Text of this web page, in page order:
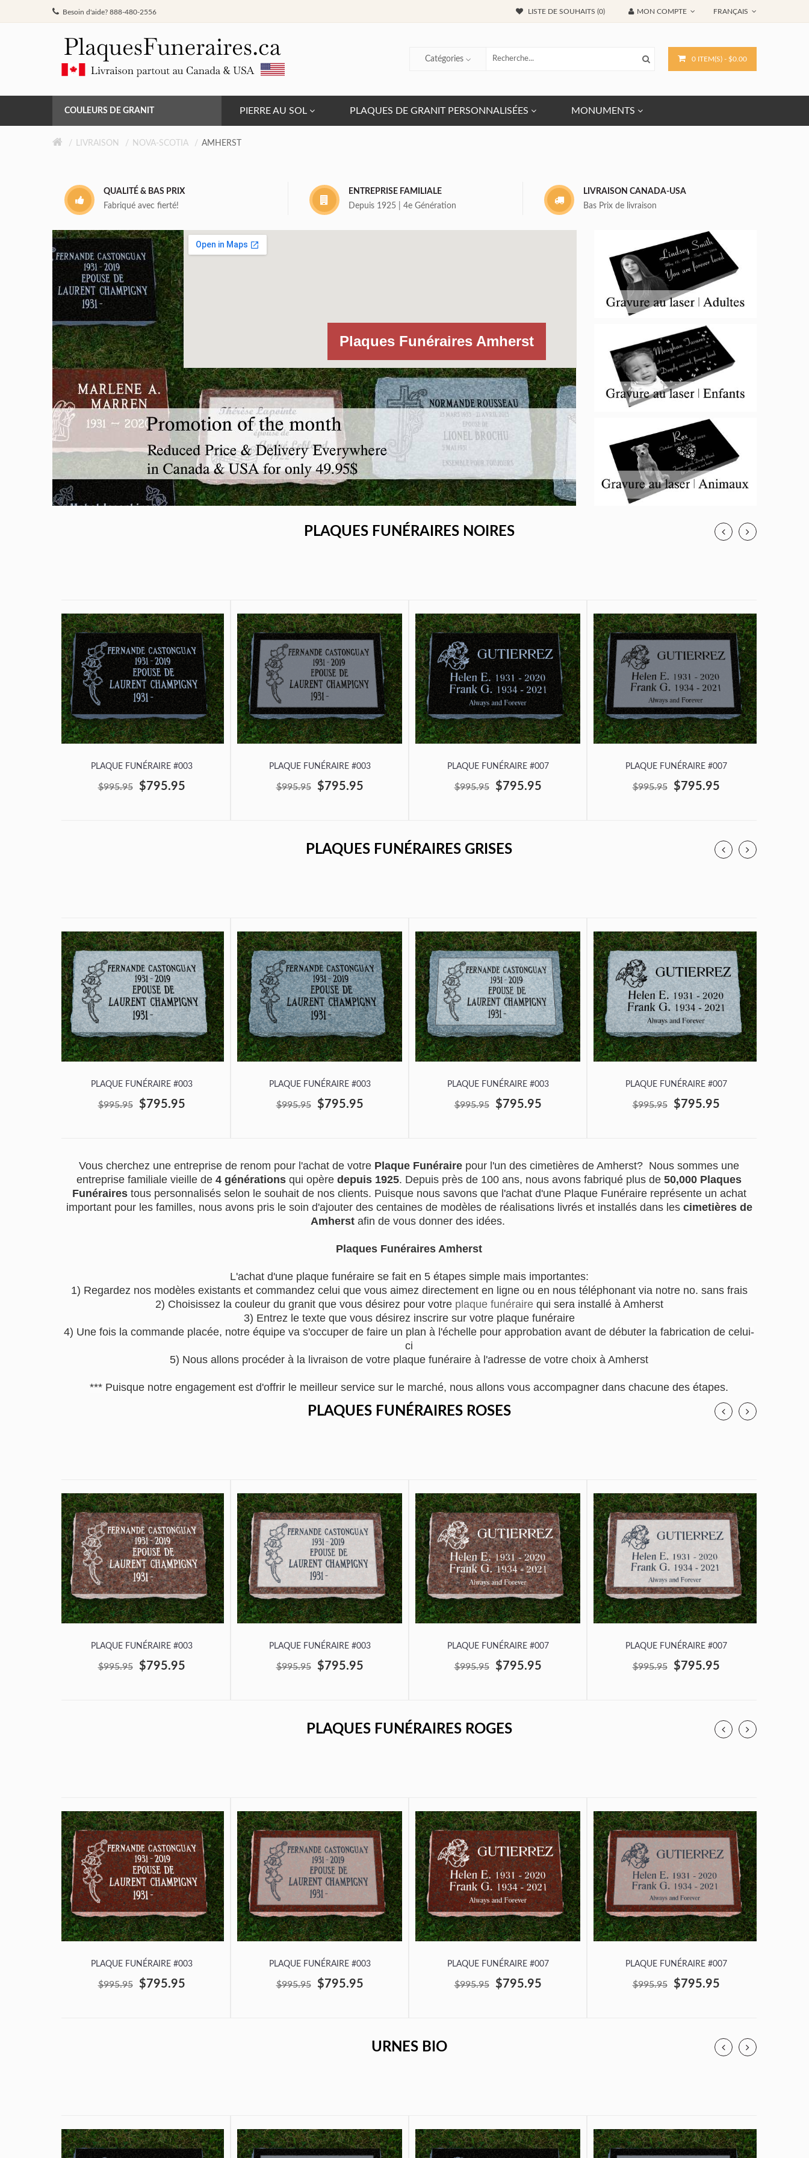
Besoin d'aide? 888-480-2556 FRANÇAIS
LISTE DE SOUHAITS (0) MON COMPTE
0 ITEM(S) - $0.00
Catégories
PIERRE AU SOL PLAQUES DE GRANIT PERSONNALISÉES MONUMENTS
COULEURS DE GRANIT
GRIS DE BARRÉ FERRÉ
ROSE MONTAGNE
ROUGE INDIEN
LIVRAISON NOVA-SCOTIA AMHERST
QUALITÉ & BAS PRIX
Fabriqué avec fierté!
ENTREPRISE FAMILIALE
Depuis 1925 | 4e Génération
LIVRAISON CANADA-USA
Bas Prix de livraison
Plaques Funéraires Amherst
PLAQUES FUNÉRAIRES NOIRES
PLAQUE FUNÉRAIRE #003
$995.95 $795.95
PLAQUE FUNÉRAIRE #003
$995.95 $795.95
PLAQUE FUNÉRAIRE #007
$995.95 $795.95
PLAQUE FUNÉRAIRE #007
$995.95 $795.95
PLAQUES FUNÉRAIRES GRISES
PLAQUE FUNÉRAIRE #003
$995.95 $795.95
PLAQUE FUNÉRAIRE #003
$995.95 $795.95
PLAQUE FUNÉRAIRE #003
$995.95 $795.95
PLAQUE FUNÉRAIRE #007
$995.95 $795.95
Vous cherchez une entreprise de renom pour l'achat de votre Plaque Funéraire pour l'un des cimetières de Amherst? Nous sommes une
entreprise familiale vieille de 4 générations qui opère depuis 1925. Depuis près de 100 ans, nous avons fabriqué plus de 50,000 Plaques
Funérairestous personnalisés selon le souhait de nos clients. Puisque nous savons que l'achat d'une Plaque Funéraire représente un achat
important pour les familles, nous avons pris le soin d'ajouter des centaines de modèles de réalisations livrés et installés dans les cimetières de
Amherstafin de vous donner des idées.
Plaques Funéraires Amherst
L'achat d'une plaque funéraire se fait en 5 étapes simple mais importantes:
1) Regardez nos modèles existants et commandez celui que vous aimez directement en ligne ou en nous téléphonant via notre no. sans frais
2) Choisissez la couleur du granit que vous désirez pour votre plaque funérairequi sera installé à Amherst
3) Entrez le texte que vous désirez inscrire sur votre plaque funéraire
4) Une fois la commande placée, notre équipe va s'occuper de faire un plan à l'échelle pour approbation avant de débuter la fabrication de celui-
ci
5) Nous allons procéder à la livraison de votre plaque funéraire à l'adresse de votre choix à Amherst
*** Puisque notre engagement est d'offrir le meilleur service sur le marché, nous allons vous accompagner dans chacune des étapes.
PLAQUES FUNÉRAIRES ROSES
PLAQUE FUNÉRAIRE #003
$995.95 $795.95
PLAQUE FUNÉRAIRE #003
$995.95 $795.95
PLAQUE FUNÉRAIRE #007
$995.95 $795.95
PLAQUE FUNÉRAIRE #007
$995.95 $795.95
PLAQUES FUNÉRAIRES ROGES
PLAQUE FUNÉRAIRE #003
$995.95 $795.95
PLAQUE FUNÉRAIRE #003
$995.95 $795.95
PLAQUE FUNÉRAIRE #007
$995.95 $795.95
PLAQUE FUNÉRAIRE #007
$995.95 $795.95
URNES BIO